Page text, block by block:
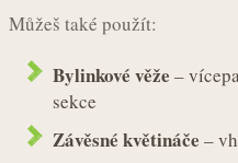
Můžeš také použít:
Bylinkové věže –
sekce
Závěsné květináče –